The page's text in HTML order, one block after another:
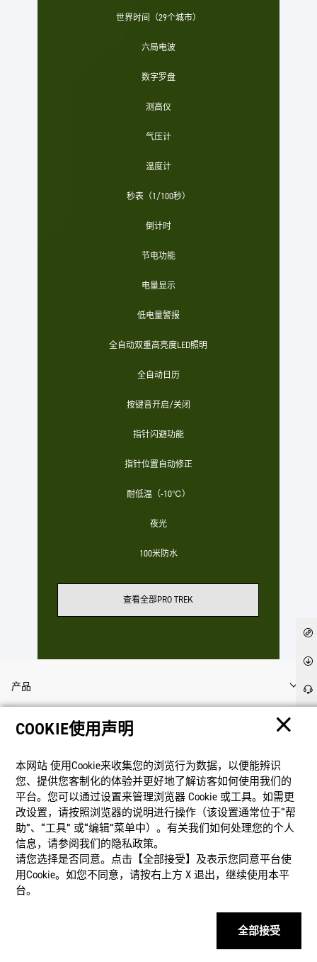
世界时间（29个城市）
六局电波
数字罗盘
测高仪
气压计
温度计
秒表（1/100秒）
倒计时
节电功能
电量显示
低电量警报
全自动双重高亮度LED照明
全自动日历
按键音开启/关闭
指针闪避功能
指针位置自动修正
耐低温（-10℃）
夜光
100米防水
查看全部PRO TREK
产品
客户支持
资讯
社交媒体
© 2025 卡西欧（中国）贸易有限公司 CASIO(China) Co., Ltd
COOKIE使用声明
本网站 使⽤Cookie来收集您的浏览⾏为数据，以便能辨识
您、提供您客制化的体验并更好地了解访客如何使⽤我们的
平台。您可以通过设置来管理浏览器 Cookie 或⼯具。如需更
改设置，请按照浏览器的说明进⾏操作（该设置通常位于“帮
助”、“⼯具” 或“编辑”菜单中）。有关我们如何处理您的个⼈
信息，请参阅我们的隐私政策。
请您选择是否同意。点击【全部接受】及表示您同意平台使
用Cookie。如您不同意，请按右上⽅ X 退出，继续使⽤本平
台。
全部接受